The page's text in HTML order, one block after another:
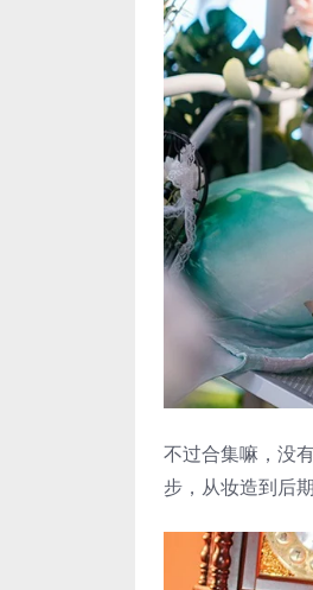
不过合集嘛，没
步，从妆造到后